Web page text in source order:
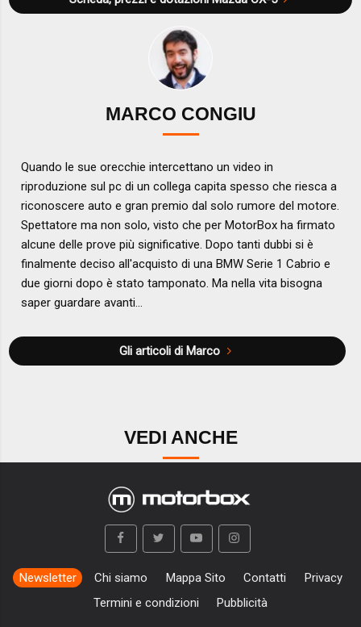
MARCO CONGIU
Quando le sue orecchie intercettano un video in
riproduzione sul pc di un collega capita spesso che riesca a
riconoscere auto e gran premio dal solo rumore del motore.
Spettatore ma non solo, visto che per MotorBox ha firmato
alcune delle prove più significative. Dopo tanti dubbi si è
finalmente deciso all'acquisto di una BMW Serie 1 Cabrio e
due giorni dopo è stato tamponato. Ma nella vita bisogna
saper guardare avanti...
Gli articoli di Marco
VEDI ANCHE
Newsletter Chi siamo Mappa Sito Contatti
Privacy
Termini e condizioni
Pubblicità